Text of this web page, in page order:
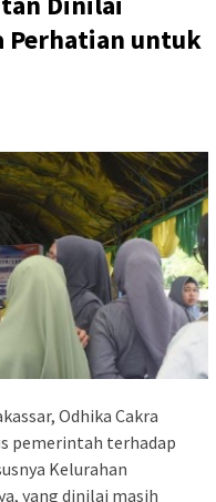
Perhatian untuk
Odhika Cakra
pemerintah terhadap
Kelurahan
yang dinilai masih